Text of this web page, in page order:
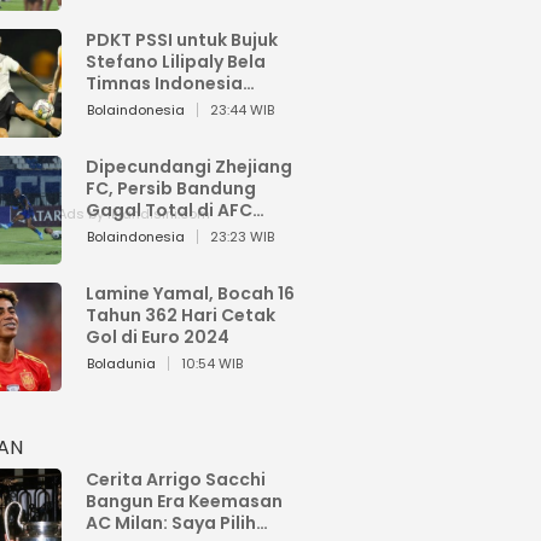
PDKT PSSI untuk Bujuk
Stefano Lilipaly Bela
Timnas Indonesia
Berakhir Berantakan
Bolaindonesia 23:44 WIB
Dipecundangi Zhejiang
FC, Persib Bandung
Gagal Total di AFC
Champions League Two
Bolaindonesia 23:23 WIB
Lamine Yamal, Bocah 16
Tahun 362 Hari Cetak
Gol di Euro 2024
Boladunia 10:54 WIB
Cerita Arrigo Sacchi
Bangun Era Keemasan
AC Milan: Saya Pilih